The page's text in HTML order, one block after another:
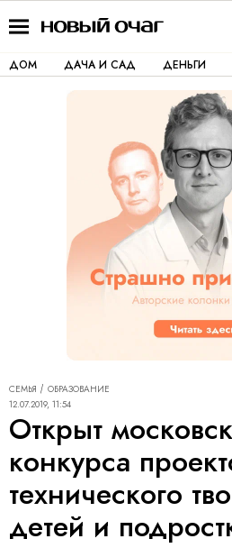
ДОМ ДАЧА И САД ДЕНЬГИ
СЕМЬЯ
ОБРАЗОВАНИЕ
12.07.2019, 11:54
Открыт
конкурса
технического
детей и